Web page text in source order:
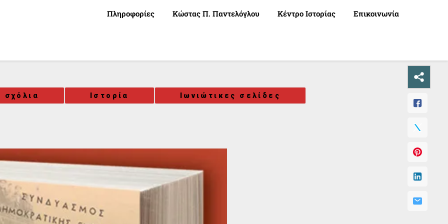
Πληροφορίες Κώστας Π. Παντελόγλου Κέντρο Ιστορίας Επικοινωνία
σχόλια Ιστορία Ιωνιώτικες σελίδες